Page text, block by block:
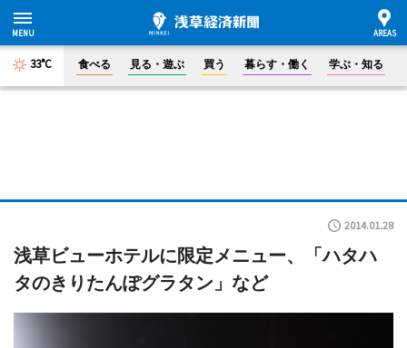
33°C 食べる 見る・遊ぶ 買う 暮らす・働く 学ぶ・知る
2014.01.28
浅草ビューホテルに限定メニュー、「ハタハ
タのきりたんぽグラタン」など